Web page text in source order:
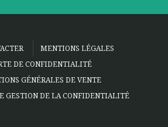
MENTIONS LÉGALES
DE CONFIDENTIALITÉ
GÉNÉRALES DE VENTE
GESTION DE LA CONFIDENTIALITÉ